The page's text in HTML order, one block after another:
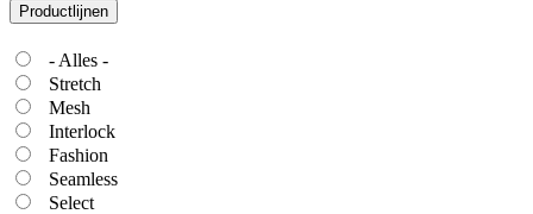
Productlijnen
- Alles -
Stretch
Mesh
Interlock
Fashion
Seamless
Select